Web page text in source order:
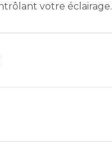
votre éclairage.